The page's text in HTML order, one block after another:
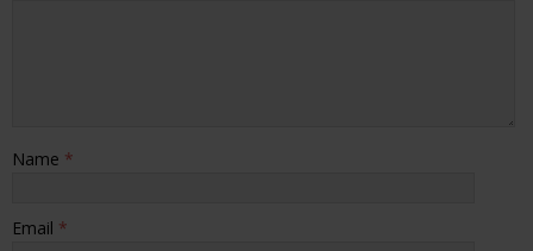
Name *
Email *